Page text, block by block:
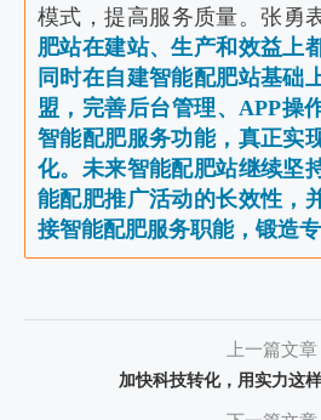
模式，提高服务质量。张勇
肥站在建站、生产和效益上
同时在自建智能配肥站基础
盟，完善后台管理、APP操
智能配肥服务功能，真正实
化。未来智能配肥站继续坚
能配肥推广活动的长效性，
接智能配肥服务职能，锻造专
上一篇文章
加快科技转化，用实力这